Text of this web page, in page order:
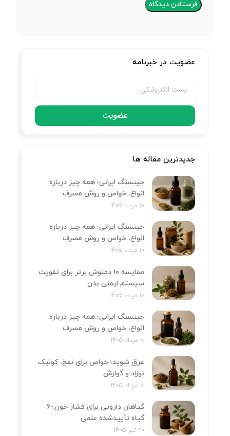
عضویت در خبرنامه
عضویت
جدیدترین مقاله ها
جینسنگ ایرانی؛ همه چیز درباره
انواع، خواص و روش مصرف
10 مرداد 1405
جینسنگ ایرانی؛ همه چیز درباره
انواع، خواص و روش مصرف
10 مرداد 1405
مقایسه ۱۰ دمنوش برتر برای تقویت
سیستم ایمنی بدن
10 مرداد 1405
جینسنگ ایرانی؛ همه چیز درباره
انواع، خواص و روش مصرف
8 مرداد 1405
عرق شوید؛ خواص برای نفخ، کولیک
نوزاد و گوارش
8 مرداد 1405
گیاهان دارویی برای فشار خون؛ 6
گیاه تأییدشده علمی
20 تیر 1405